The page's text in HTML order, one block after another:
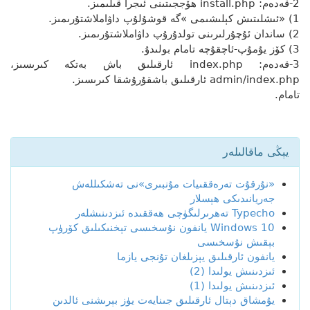
2-قەدەم: install.php ھۆججىتىنى ئىجرا قىلىمىز.
1) «ئىشلىتىش كېلىشىمى »گە قوشۇلۇپ داۋاملاشتۇرىمىز.
2) ساندان ئۇچۇرلىرىنى تولدۇرۇپ داۋاملاشتۇرىمىز.
3) كۆز يۇمۇپ-ئاچقۇچە تامام بولىدۇ.
3-قەدەم: index.php ئارقىلىق باش بەتكە كىرىسىز،
admin/index.php ئارقىلىق باشقۇرۇشقا كىرىسىز.
تامام.
يېڭى ماقالىلەر
«نۇرقۇت تەرەققىيات مۇنبىرى»نى تەشكىللەش
جەريانىدىكى ھېسلار
Typecho تەھرىرلىگۈچى ھەققىدە ئىزدىنىشلەر
Windows 10 يانفون نۇسخىسى تېخنىكىلىق كۆرۈپ
بېقىش نۇسخىسى
يانفون ئارقىلىق يېزىلغان تۇنجى يازما
ئىزدىنىش يولىدا (2)
ئىزدىنىش يولىدا (1)
يۇمشاق دېتال ئارقىلىق جىنايەت يۈز بېرىشنى ئالدىن